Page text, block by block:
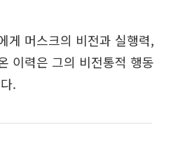
게 머스크의 비전과 실행력,
이력은 그의 비전통적 행동
.